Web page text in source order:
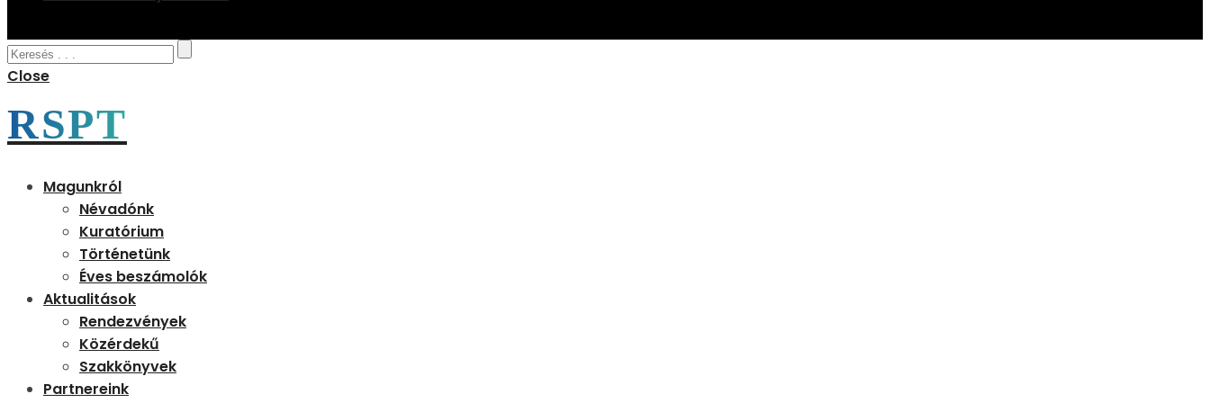
Close
RSPT
Magunkról
Névadónk
Kuratórium
Történetünk
Éves beszámolók
Aktualitások
Rendezvények
Közérdekű
Szakkönyvek
Partnereink